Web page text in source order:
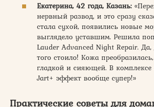
Екатерина, 42 года, Казань:
нервный развод, и это сразу
стала сухой, появились новые
выглядело уставшим. Решила
Lauder Advanced Night Repair. Да,
того стоило! Кожа
гладкой и сияющей. В
Jart+ эффект вообще супер!»
Практические советы для